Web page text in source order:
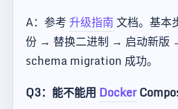
A：参考升级指南文档。基本
份 → 替换二进制 → 启动新版
schema migration 成功。
Q3：能不能用 Docker